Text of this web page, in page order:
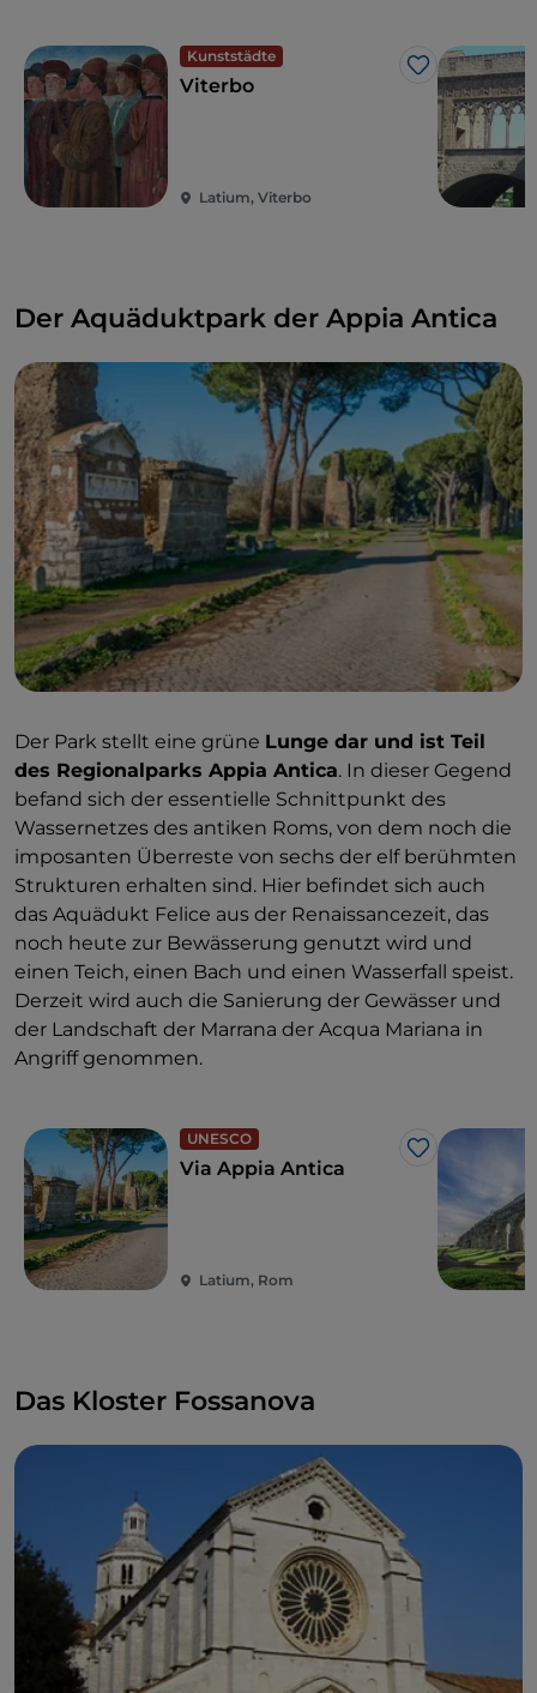
Kunststädte
Like
Viterbo
Latium, Viterbo
Der Aquäduktpark der Appia Antica
Der Park stellt eine grüne Lunge dar und ist Teil
des Regionalparks Appia Antica. In dieser Gegend
befand sich der essentielle Schnittpunkt des
Wassernetzes des antiken Roms, von dem noch die
imposanten Überreste von sechs der elf berühmten
Strukturen erhalten sind. Hier befindet sich auch
das Aquädukt Felice aus der Renaissancezeit, das
noch heute zur Bewässerung genutzt wird und
einen Teich, einen Bach und einen Wasserfall speist.
Derzeit wird auch die Sanierung der Gewässer und
der Landschaft der Marrana der Acqua Mariana in
Angriff genommen.
UNESCO
Like
Via Appia Antica
Latium, Rom
Das Kloster Fossanova